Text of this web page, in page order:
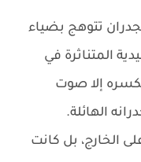
تتوهج بضياء
المتناثرة في
إلا صوت
الهائلة.
الخارج، بل كانت